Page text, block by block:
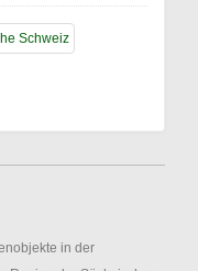
in der